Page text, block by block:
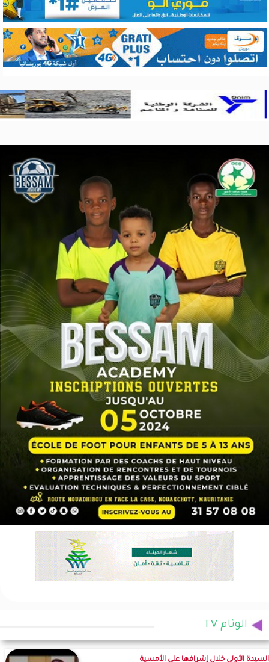
الوئام TV
السيدة الأولى خلال إشرافها على الأمسية